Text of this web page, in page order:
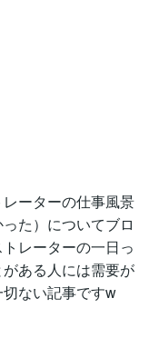
ーターの仕事風景
た）についてブロ
レーターの一日っ
ある人には需要が
ない記事ですw